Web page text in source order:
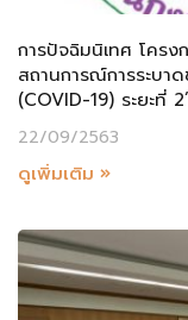
การปัจฉิมนิเทศ โครง
สถานการณ์การระบา
(COVID-19) ระยะที่
22/09/2563
ดูเพิ่มเติม »